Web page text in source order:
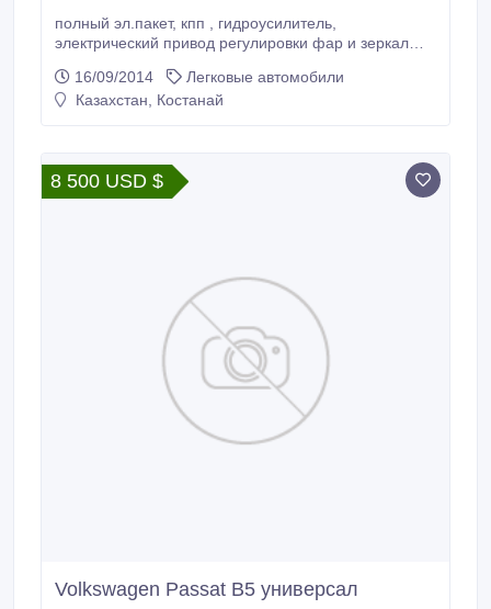
полный эл.пакет, кпп , гидроусилитель,
электрический привод регулировки фар и зеркал
16/09/2014
Легковые автомобили
Казахстан, Костанай
8 500 USD $
Volkswagen Passat B5 универсал